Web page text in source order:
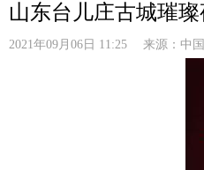
山东台儿庄古城璀
2021年09月06日 11:25 来源： 中